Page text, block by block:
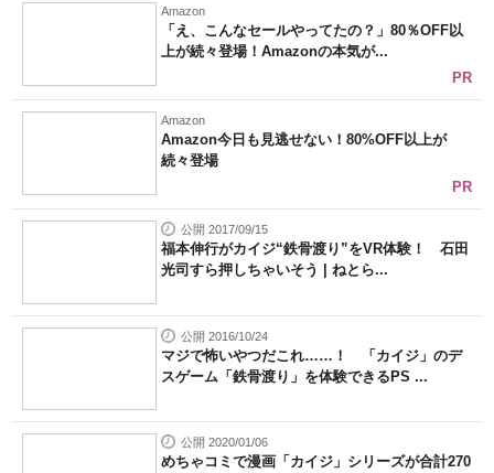
Amazon
「え、こんなセールやってたの？」80％OFF以
上が続々登場！Amazonの本気が...
PR
Amazon
Amazon今日も見逃せない！80%OFF以上が
続々登場
PR
公開 2017/09/15
福本伸行がカイジ“鉄骨渡り”をVR体験！ 石田
光司すら押しちゃいそう | ねとら...
公開 2016/10/24
マジで怖いやつだこれ……！ 「カイジ」のデ
スゲーム「鉄骨渡り」を体験できるPS ...
公開 2020/01/06
めちゃコミで漫画「カイジ」シリーズが合計270